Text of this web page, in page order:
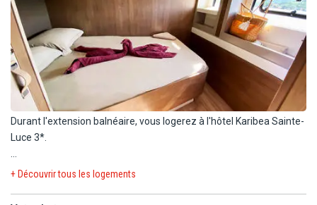
Durant l'extension balnéaire, vous logerez à l'hôtel Karibea Sainte-
Luce 3*.
Complexe de 284 logements répartis en :
chambres dans l'espace AMYRIS et 75 appartements dans la
+ Découvrir tous les logements